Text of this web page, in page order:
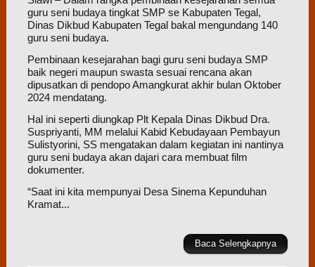
guru seni budaya tingkat SMP se Kabupaten Tegal,
Dinas Dikbud Kabupaten Tegal bakal mengundang 140
guru seni budaya.
Pembinaan kesejarahan bagi guru seni budaya SMP
baik negeri maupun swasta sesuai rencana akan
dipusatkan di pendopo Amangkurat akhir bulan Oktober
2024 mendatang.
Hal ini seperti diungkap Plt Kepala Dinas Dikbud Dra.
Suspriyanti, MM melalui Kabid Kebudayaan Pembayun
Sulistyorini, SS mengatakan dalam kegiatan ini nantinya
guru seni budaya akan dajari cara membuat film
dokumenter.
“Saat ini kita mempunyai Desa Sinema Kepunduhan
Kramat...
Baca Selengkapnya